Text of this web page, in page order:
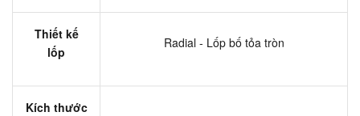
Thiết kế
lốp
Radial - Lốp bố tỏa tròn
Kích thước